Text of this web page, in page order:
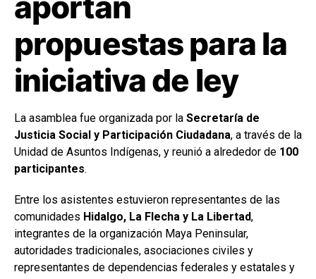
propuestas para la
iniciativa de ley
La asamblea fue organizada por la Secretaría de
Justicia Social y Participación Ciudadana, a través de la
Unidad de Asuntos Indígenas, y reunió a alrededor de 100
participantes.
Entre los asistentes estuvieron representantes de las
comunidades Hidalgo, La Flecha y La Libertad,
integrantes de la organización Maya Peninsular,
autoridades tradicionales, asociaciones civiles y
representantes de dependencias federales y estatales y